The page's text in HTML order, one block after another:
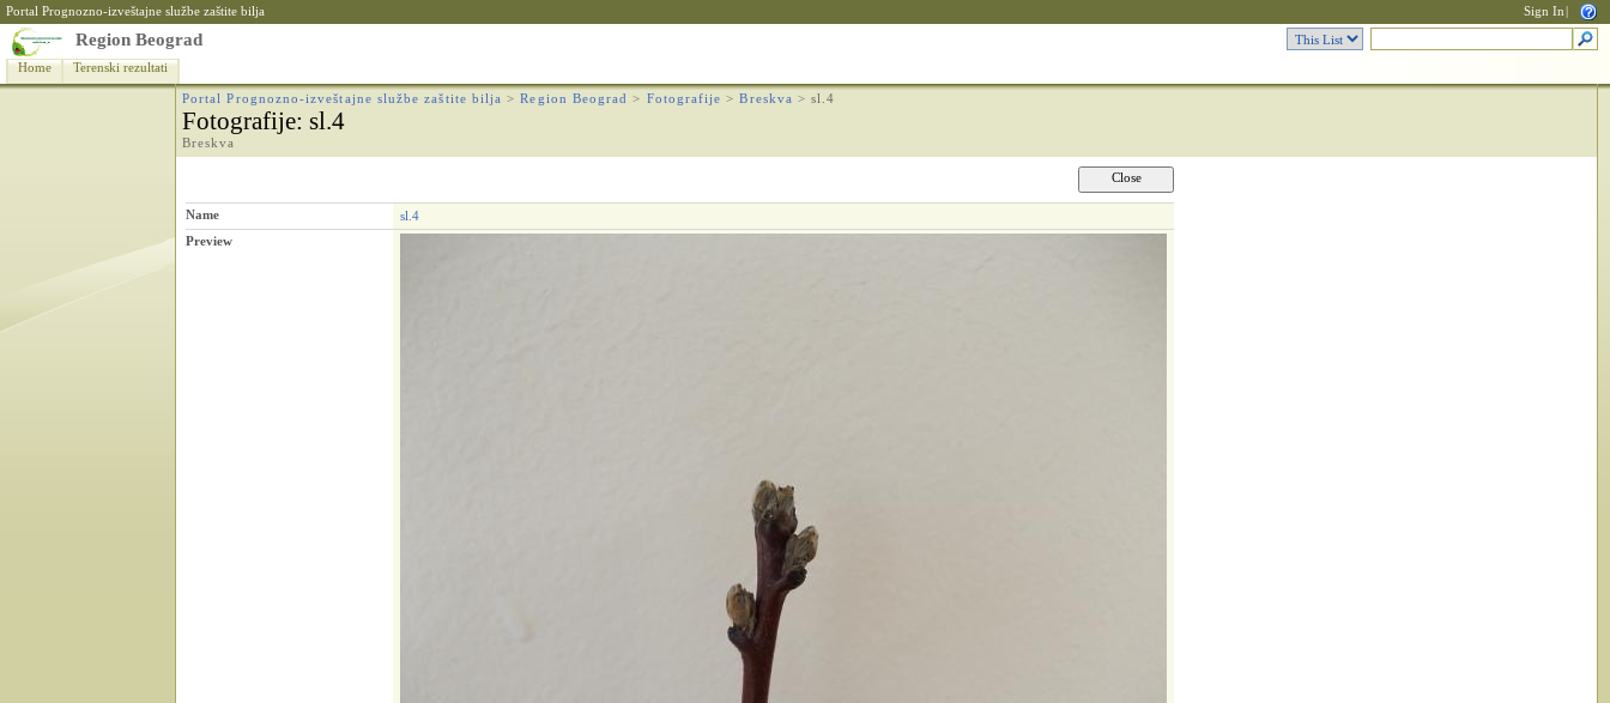
Portal Prognozno-izveštajne službe zaštite bilja Sign In
Region Beograd
Home Terenski rezultati
Portal Prognozno-izveštajne službe zaštite bilja >Region Beograd > Fotografije >Breskva >sl.4
Fotografije: sl.4
Breskva
Name
sl.4
Preview